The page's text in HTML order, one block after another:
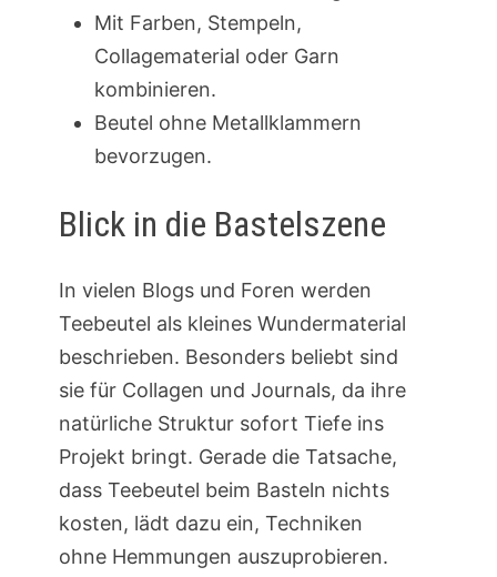
Mit Farben, Stempeln,
Collagematerial oder Garn
kombinieren.
Beutel ohne Metallklammern
bevorzugen.
Blick in die Bastelszene
In vielen Blogs und Foren werden
Teebeutel als kleines Wundermaterial
beschrieben. Besonders beliebt sind
sie für Collagen und Journals, da ihre
natürliche Struktur sofort Tiefe ins
Projekt bringt. Gerade die Tatsache,
dass Teebeutel beim Basteln nichts
kosten, lädt dazu ein, Techniken
ohne Hemmungen auszuprobieren.